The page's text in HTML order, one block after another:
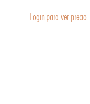
Login para ver precio